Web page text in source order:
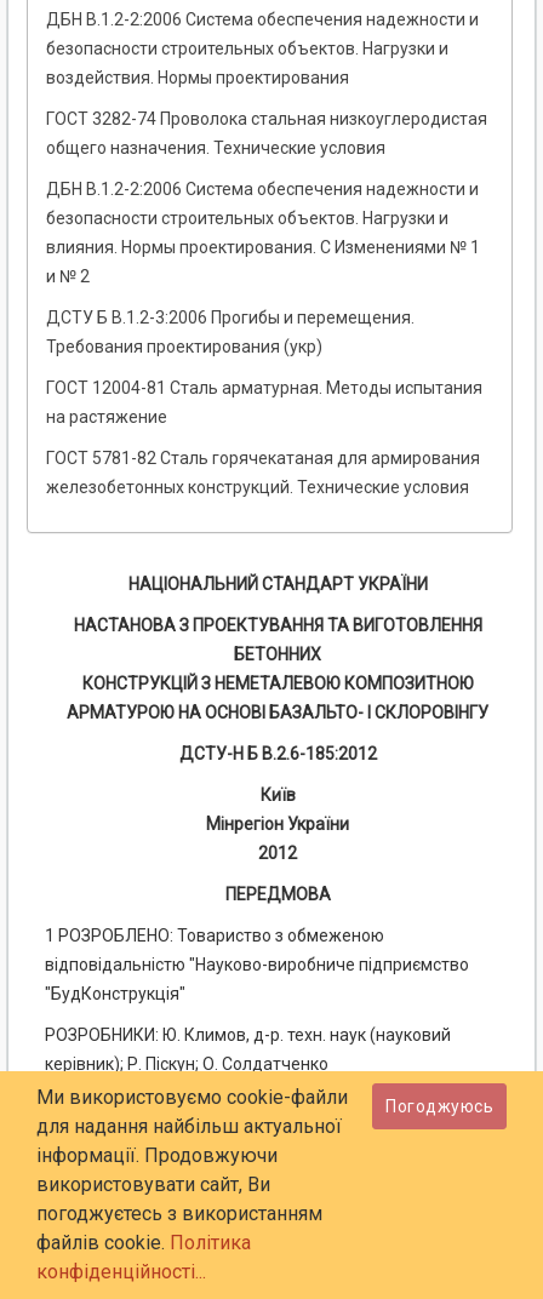
ДБН В.1.2-2:2006 Система обеспечения надежности и
безопасности строительных объектов. Нагрузки и
воздействия. Нормы проектирования
ГОСТ 3282-74 Проволока стальная низкоуглеродистая
общего назначения. Технические условия
ДБН В.1.2-2:2006 Система обеспечения надежности и
безопасности строительных объектов. Нагрузки и
влияния. Нормы проектирования. С Изменениями № 1
и № 2
ДСТУ Б В.1.2-3:2006 Прогибы и перемещения.
Требования проектирования (укр)
ГОСТ 12004-81 Сталь арматурная. Методы испытания
на растяжение
ГОСТ 5781-82 Сталь горячекатаная для армирования
железобетонных конструкций. Технические условия
НАЦІОНАЛЬНИЙ СТАНДАРТ УКРАЇНИ
НАСТАНОВА З ПРОЕКТУВАННЯ ТА ВИГОТОВЛЕННЯ
БЕТОННИХ
КОНСТРУКЦІЙ З НЕМЕТАЛЕВОЮ КОМПОЗИТНОЮ
АРМАТУРОЮ НА ОСНОВІ БАЗАЛЬТО- І СКЛОРОВІНГУ
ДСТУ-Н Б В.2.6-185:2012
Київ
Мінрегіон України
2012
ПЕРЕДМОВА
1 РОЗРОБЛЕНО: Товариство з обмеженою
відповідальністю "Науково-виробниче підприємство
"БудКонструкція"
РОЗРОБНИКИ: Ю. Климов, д-р. техн. наук (науковий
керівник); Р. Піскун; О. Солдатченко
ЗА УЧАСТЮ: ТОВ "Технобазальт-Інвест": С.
Васильчишина
ТОВ "Технологічна група "Екіпаж": І. Дмітрієва; Д. Орєшкін;
В. Чемуранов
2 ПРИЙНЯТО ТА НАДАНО ЧИННОСТІ: наказ Мінрегіону
України від 28.09.2012 р .№ 498, чинний з 2013-04-01
Ми використовуємо cookie-файли
для надання найбільш актуальної
інформації. Продовжуючи
використовувати сайт, Ви
погоджуєтесь з використанням
файлів cookie. Політика
конфіденційності...
Погоджуюсь